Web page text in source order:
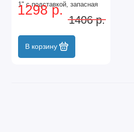
1" с подставкой, запасная
игла, 5 проекций Сибртех
1298 р.
1406 р.
В корзину